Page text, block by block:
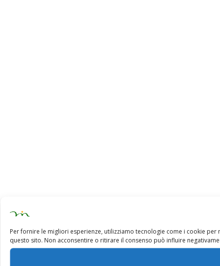
Per fornire le migliori esperienze, utilizziamo tecnologie come i cookie
questo sito. Non acconsentire o ritirare il consenso può influire